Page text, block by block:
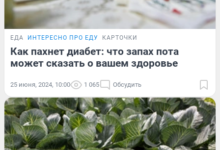
ЕДА ИНТЕРЕСНО ПРО ЕДУ КАРТОЧКИ
Как пахнет диабет: что запах пота
может сказать о вашем здоровье
25 июня, 2024, 10:00 1 065 Обсудить